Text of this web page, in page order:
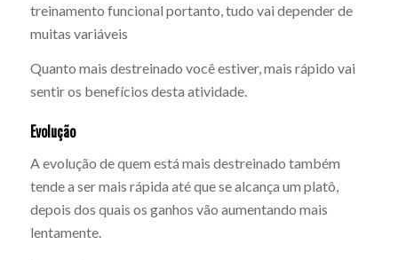
treinamento funcional portanto, tudo vai depender de
muitas variáveis
Quanto mais destreinado você estiver, mais rápido vai
sentir os benefícios desta atividade.
Evolução
A evolução de quem está mais destreinado também
tende a ser mais rápida até que se alcança um platô,
depois dos quais os ganhos vão aumentando mais
lentamente.